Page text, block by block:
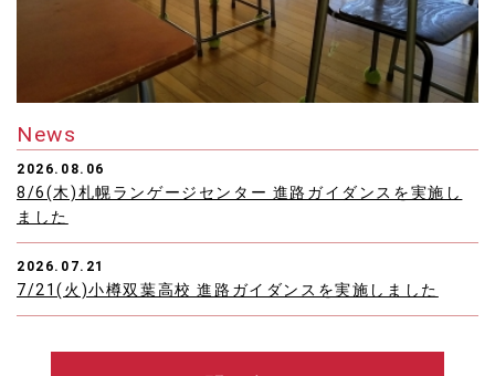
News
2026.08.06
8/6(木)札幌ランゲージセンター 進路ガイダンスを実施し
ました
2026.07.21
7/21(火)小樽双葉高校 進路ガイダンスを実施しました